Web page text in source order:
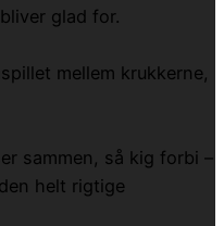
glad for.
mellem krukkerne,
sammen, så kig forbi –
helt rigtige